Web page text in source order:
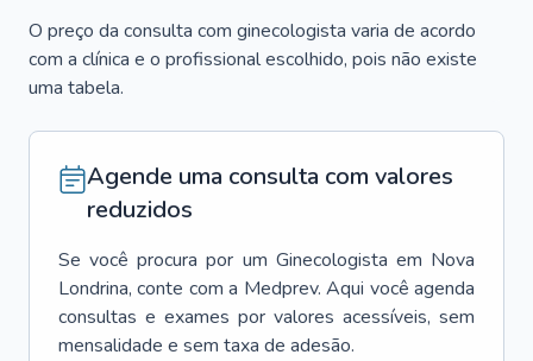
O preço da consulta com ginecologista varia de acordo
com a clínica e o profissional escolhido, pois não existe
uma tabela.
Agende uma consulta com valores
reduzidos
Se você procura por um Ginecologista em Nova
Londrina, conte com a Medprev. Aqui você agenda
consultas e exames por valores acessíveis, sem
mensalidade e sem taxa de adesão.